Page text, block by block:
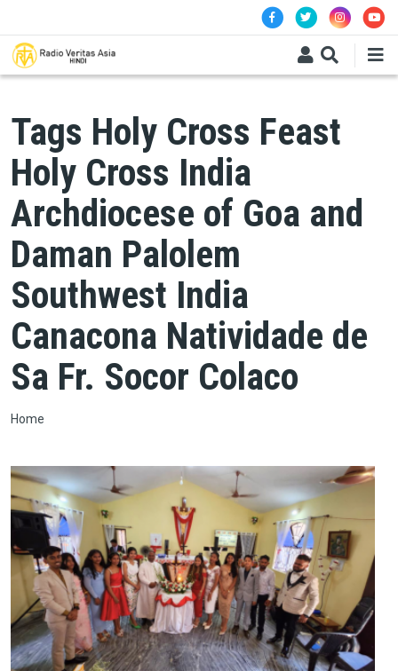
Tags Holy Cross Feast
Holy Cross India
Archdiocese of Goa and
Daman Palolem
Southwest India
Canacona Natividade de
Sa Fr. Socor Colaco
Breadcrumb
Home